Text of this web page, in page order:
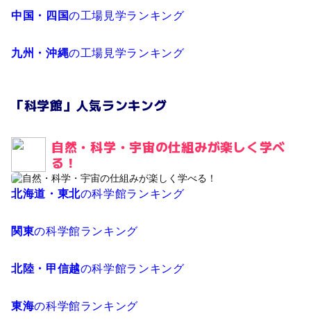
中国・四国の工場見学ランキング
九州・沖縄の工場見学ランキング
「科学館」人気ランキング
自然・科学・宇宙の仕組みが楽しく学べ
る！
北海道・東北の科学館ランキング
関東の科学館ランキング
北陸・甲信越の科学館ランキング
東海の科学館ランキング